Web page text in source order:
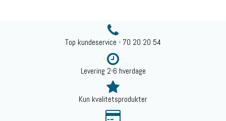
Top kundeservice - 70 20 20 54
Levering 2-6 hverdage
Kun kvalitetsprodukter